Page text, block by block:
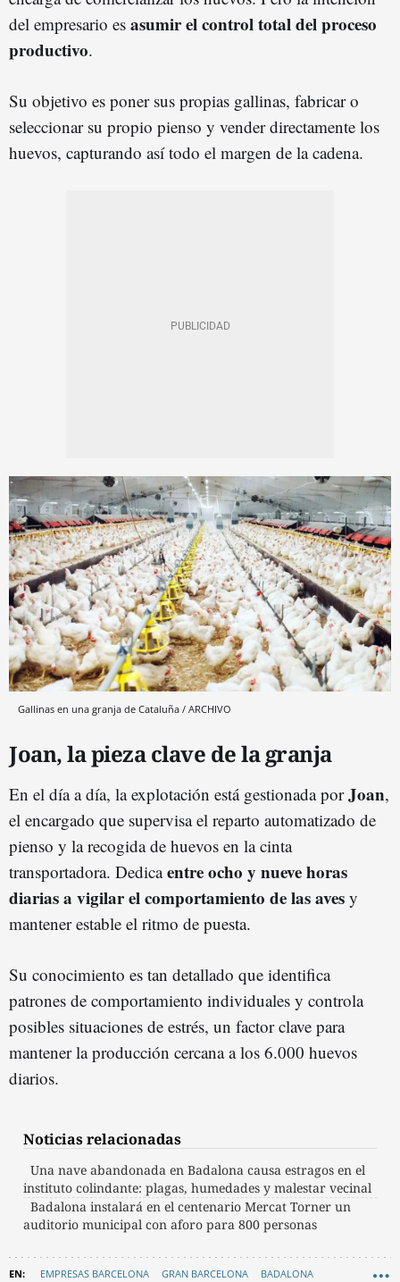
del empresario es asumir el control total del proceso
productivo.
Su objetivo es poner sus propias gallinas, fabricar o
seleccionar su propio pienso y vender directamente los
huevos, capturando así todo el margen de la cadena.
Gallinas en una granja de Cataluña / ARCHIVO
Joan, la pieza clave de la granja
En el día a día, la explotación está gestionada porJoan,
el encargado que supervisa el reparto automatizado de
pienso y la recogida de huevos en la cinta
transportadora. Dedicaentre ocho y nueve horas
diarias a vigilar el comportamiento de las aves y
mantener estable el ritmo de puesta.
Su conocimiento es tan detallado que identifica
patrones de comportamiento individuales y controla
posibles situaciones de estrés, un factor clave para
mantener la producción cercana a los 6.000 huevos
diarios.
Noticias relacionadas
Una nave abandonada en Badalona causa estragos en el
instituto colindante: plagas, humedades y malestar vecinal
Badalona instalará en el centenario Mercat Torner un
auditorio municipal con aforo para 800 personas
EMPRESAS BARCELONA GRAN BARCELONA BADALONA